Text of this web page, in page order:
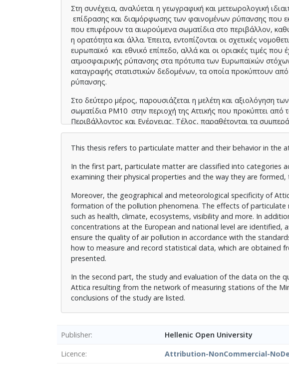
Στη συνέχεια, αναλύεται η γεωγραφική και μετεωρολογική
επίδρασης και διαμόρφωσης των φαινομένων ρύπανσης που
που επιφέρουν τα αιωρούμενα σωματίδια στο περιβάλλον,
η ορατότητα και άλλα. Έπειτα, εντοπίζονται οι σχετικές
ευρωπαϊκό και εθνικό επίπεδο, αλλά και οι οριακές τιμές που
ατμοσφαιρικής ρύπανσης στα πρότυπα των Ευρωπαϊκών
καταγραφής στατιστικών δεδομένων, τα οποία προκύπτουν
ρύπανσης.
Στο δεύτερο μέρος, παρουσιάζεται η μελέτη και αξιολόγηση
σωματίδια PM10 στην περιοχή της Αττικής που προκύπτει
Περιβάλλοντος και Ενέργειας. Τέλος, παραθέτονται τα
This thesis refers to particulate matter and their behavior in the
In the first part, particulate matter are classified into categories
examining their physical properties and the way they are
Moreover, the geographical and meteorological specificity of
formation of the pollution phenomena. The effects of
such as health, climate, ecosystems, visibility and more. In
concentrations at the European and national level are identified,
ensure the quality of air pollution in accordance with the
how to measure and record statistical data, which are obtained
presented.
In the second part, the study and evaluation of the data on the
Attica resulting from the network of measuring stations of the
conclusions of the study are listed.
Publisher
Hellenic Open University
Licence
Attribution-NonCommercial-